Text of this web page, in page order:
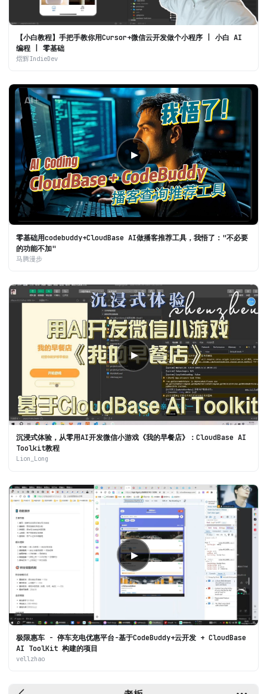
【小白教程】手把手教你用Cursor+微信云开发做个小程序 | 小白 AI
编程 | 零基础
熠辉IndieDev
▶
零基础用codebuddy+CloudBase AI做播客推荐工具，我悟了："不必要
的功能不加"
马腾漫步
▶
沉浸式体验，从零用AI开发微信小游戏《我的早餐店》：CloudBase AI
Toolkit教程
Lion_Long
▶
极限惠车 - 停车充电优惠平台-基于CodeBuddy+云开发 + CloudBase
AI ToolKit 构建的项目
vellzhao